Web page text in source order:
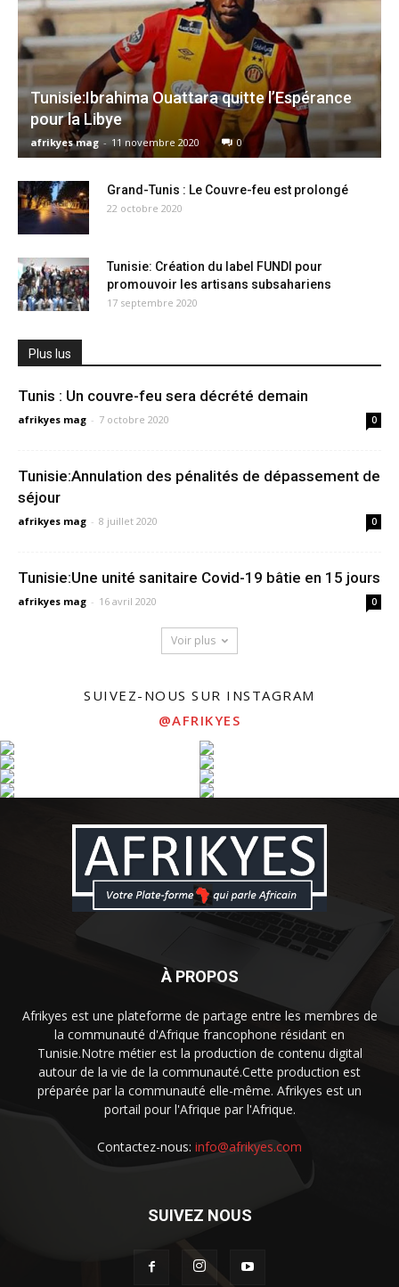
Tunisie:Ibrahima Ouattara quitte l’Espérance
pour la Libye
afrikyes mag - 11 novembre 2020 0
Grand-Tunis : Le Couvre-feu est prolongé
22 octobre 2020
Tunisie: Création du label FUNDI pour
promouvoir les artisans subsahariens
17 septembre 2020
Plus lus
Tunis : Un couvre-feu sera décrété demain
afrikyes mag - 7 octobre 2020 0
Tunisie:Annulation des pénalités de dépassement de
séjour
afrikyes mag - 8 juillet 2020 0
Tunisie:Une unité sanitaire Covid-19 bâtie en 15 jours
afrikyes mag - 16 avril 2020 0
Voir plus
SUIVEZ-NOUS SUR INSTAGRAM
@AFRIKYES
À PROPOS
Afrikyes est une plateforme de partage entre les membres de
la communauté d'Afrique francophone résidant en
Tunisie.Notre métier est la production de contenu digital
autour de la vie de la communauté.Cette production est
préparée par la communauté elle-même. Afrikyes est un
portail pour l'Afrique par l'Afrique.
Contactez-nous: info@afrikyes.com
SUIVEZ NOUS